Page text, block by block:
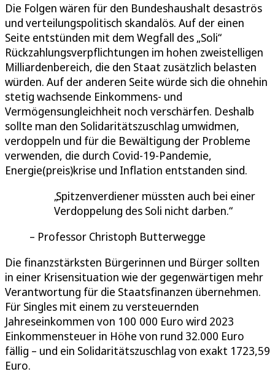
Die Folgen wären für den Bundeshaushalt desaströs
und verteilungspolitisch skandalös. Auf der einen
Seite entstünden mit dem Wegfall des „Soli“
Rückzahlungsverpflichtungen im hohen zweistelligen
Milliardenbereich, die den Staat zusätzlich belasten
würden. Auf der anderen Seite würde sich die ohnehin
stetig wachsende Einkommens- und
Vermögensungleichheit noch verschärfen. Deshalb
sollte man den Solidaritätszuschlag umwidmen,
verdoppeln und für die Bewältigung der Probleme
verwenden, die durch Covid-19-Pandemie,
Energie(preis)krise und Inflation entstanden sind.
Spitzenverdiener müssten auch bei einer
Verdoppelung des Soli nicht darben.
Professor Christoph Butterwegge
Die finanzstärksten Bürgerinnen und Bürger sollten
in einer Krisensituation wie der gegenwärtigen mehr
Verantwortung für die Staatsfinanzen übernehmen.
Für Singles mit einem zu versteuernden
Jahreseinkommen von 100 000 Euro wird 2023
Einkommensteuer in Höhe von rund 32.000 Euro
fällig – und ein Solidaritätszuschlag von exakt 1723,59
Euro.